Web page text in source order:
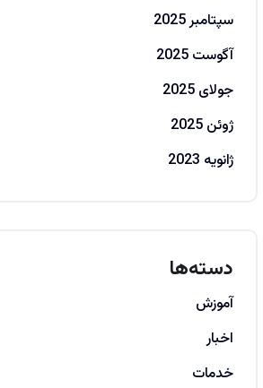
سپتامبر 2025
آگوست 2025
جولای 2025
ژوئن 2025
ژانویه 2023
دسته‌ها
آموزش
اخبار
خدمات